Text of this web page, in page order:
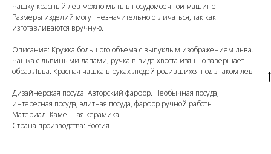
Чашку красный лев можно мыть в посудомоечной машине.
Размеры изделий могут незначительно отличаться, так как
изготавливаются вручную.
Описание: Кружка большого объема с выпуклым изображением льва.
Чашка с львиными лапами, ручка в виде хвоста изящно завершает
образ Льва. Красная чашка в руках людей родившихся под знаком лев
.
Дизайнерская посуда. Авторский фарфор. Необычная посуда,
интересная посуда, элитная посуда, фарфор ручной работы.
Материал: Каменная керамика
Страна производства: Россия